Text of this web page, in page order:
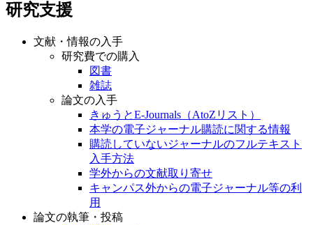
研究支援
文献・情報の入手
研究費での購入
図書
雑誌
論文の入手
きゅうとE-Journals（AtoZリスト）
本学の電子ジャーナル購読に関する情報
購読していないジャーナルのフルテキスト
入手方法
学外からの文献取り寄せ
キャンパス外からの電子ジャーナル等の利
用
論文の執筆・投稿